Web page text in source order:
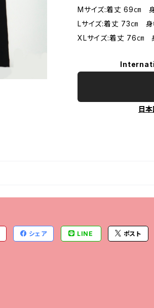
Mサイズ:着丈 69㎝
Lサイズ:着丈 73㎝
XLサイズ:着丈 76
日
シェア LINE ポスト